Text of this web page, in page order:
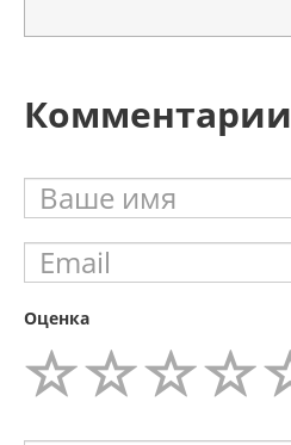
Комментарии
Оценка